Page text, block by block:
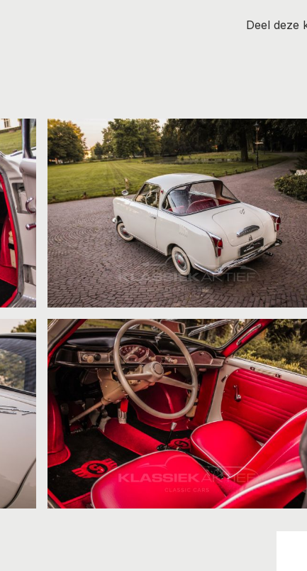
Deel deze